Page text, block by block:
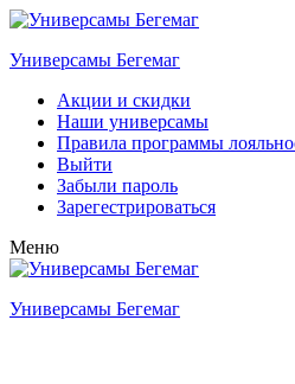
Перейти
содержимому
Меню
Закрыть
Универсамы Бегемаг
Акции и скидки
Наши универсамы
Правила программы
Выйти
Забыли пароль
Зарегестрироваться
Меню
Универсамы Бегемаг